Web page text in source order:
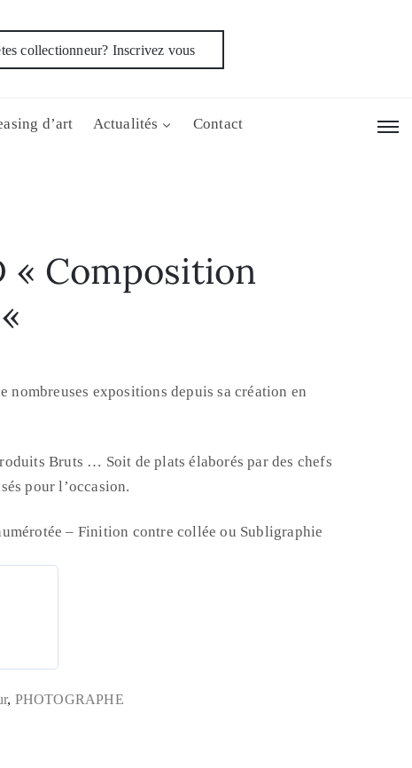
collectionneur? Inscrivez vous
d’art Actualités Contact
« Composition
nombreuses expositions depuis sa création en
Bruts … Soit de plats élaborés par des chefs
pour l’occasion.
– Finition contre collée ou Subligraphie
, PHOTOGRAPHE